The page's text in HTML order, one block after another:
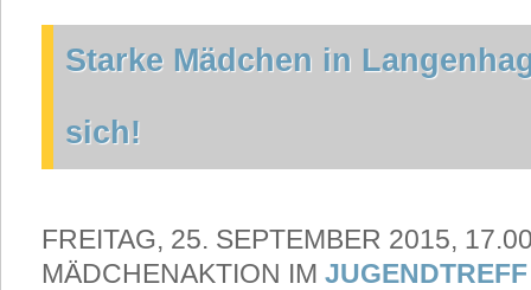
Starke Mädchen in
sich!
FREITAG, 25. SEPTEMBER 2015,
MÄDCHENAKTION IM